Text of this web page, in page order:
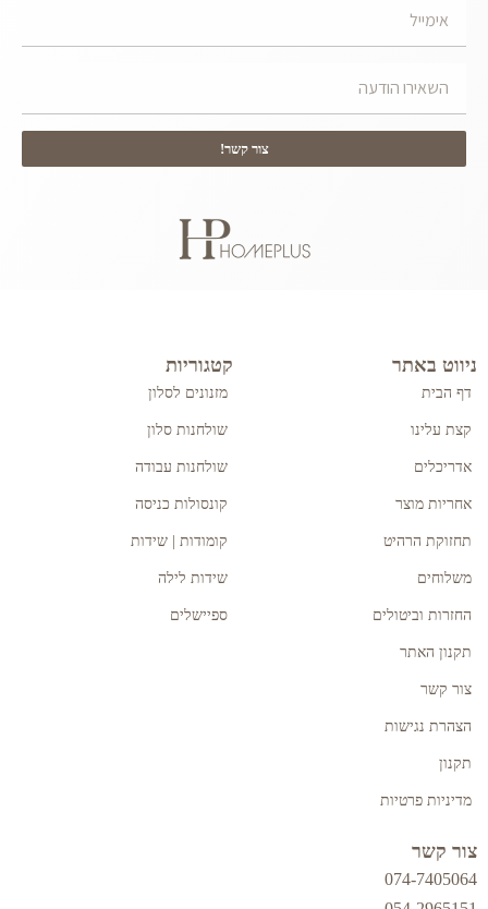
צור קשר!
ניווט באתר
דף הבית
קצת עלינו
אדריכלים
אחריות מוצר
תחזוקת הרהיט
משלוחים
החזרות וביטולים
תקנון האתר
צור קשר
הצהרת נגישות
תקנון
מדיניות פרטיות
קטגוריות
מזנונים לסלון
שולחנות סלון
שולחנות עבודה
קונסולות כניסה
קומודות | שידות
שידות לילה
ספיישלים
צור קשר
074-7405064